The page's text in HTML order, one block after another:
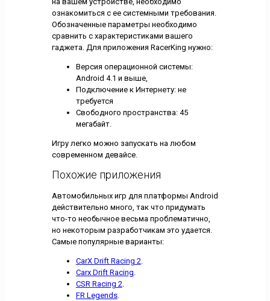
ознакомиться с ее системными требования.
Обозначенные параметры необходимо
сравнить с характеристиками вашего
гаджета. Для приложения RacerKing нужно:
Версия операционной системы:
Android 4.1 и выше,
Подключение к Интернету: не
требуется
Свободного пространства: 45
мегабайт.
Игру легко можно запускать на любом
современном девайсе.
Похожие приложения
Автомобильных игр для платформы Android
действительно много, так что придумать
что-то необычное весьма проблематично,
но некоторым разработчикам это удается.
Самые популярные варианты:
CarX Drift Racing 2.
Carx Drift Racing.
CSR Racing 2.
FR Legends.